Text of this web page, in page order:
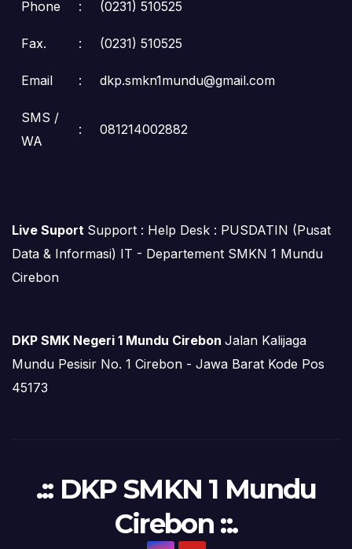
Phone
: (0231) 510525
Fax. : (0231) 510525
Email : dkp.smkn1mundu@gmail.com
SMS /
WA
: 081214002882
Live Suport Support : Help Desk : PUSDATIN (Pusat
Data & Informasi) IT - Departement SMKN 1 Mundu
Cirebon
DKP SMK Negeri 1 Mundu Cirebon Jalan Kalijaga
Mundu Pesisir No. 1 Cirebon - Jawa Barat Kode Pos
45173
.:: DKP SMKN 1 Mundu
Cirebon ::.